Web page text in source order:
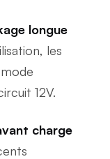
longue
les
12V.
charge